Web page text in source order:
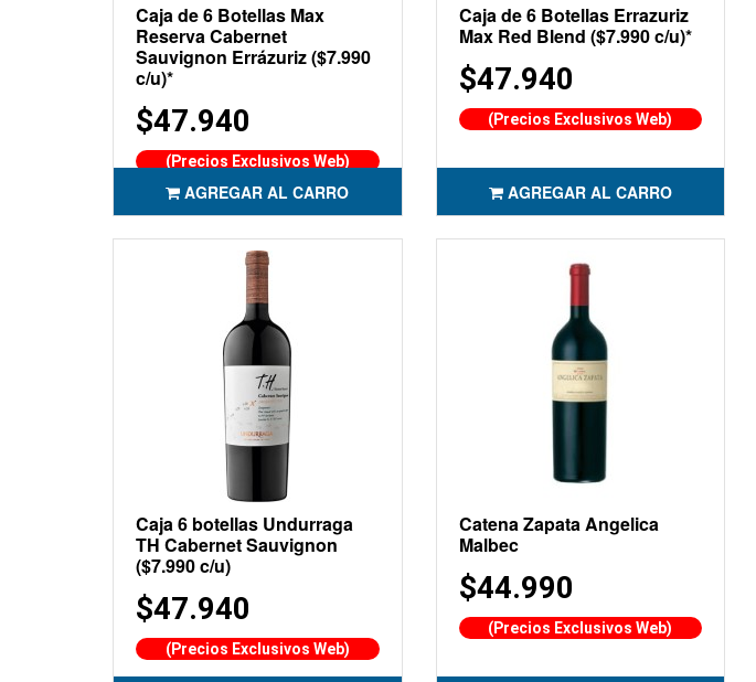
Caja de 6 Botellas Max
Reserva Cabernet
Sauvignon Errázuriz ($7.990
c/u)*
$47.940
(Precios Exclusivos Web)
AGREGAR AL CARRO
Caja de 6 Botellas Errazuriz
Max Red Blend ($7.990 c/u)*
$47.940
(Precios Exclusivos Web)
AGREGAR AL CARRO
Caja 6 botellas Undurraga
TH Cabernet Sauvignon
($7.990 c/u)
$47.940
(Precios Exclusivos Web)
Catena Zapata Angelica
Malbec
$44.990
(Precios Exclusivos Web)